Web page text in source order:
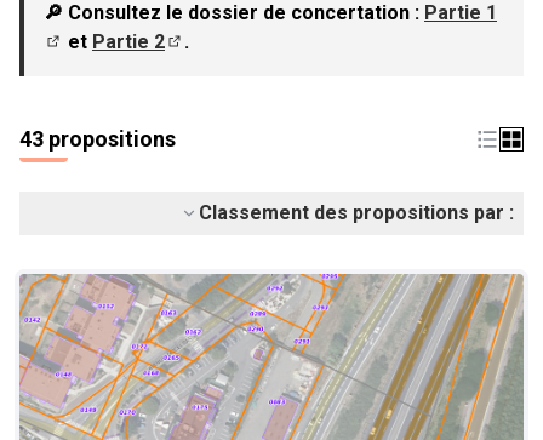
🔎 Consultez le dossier de concertation : Partie 1
et Partie 2
.
43 propositions
Classement des propositions par :